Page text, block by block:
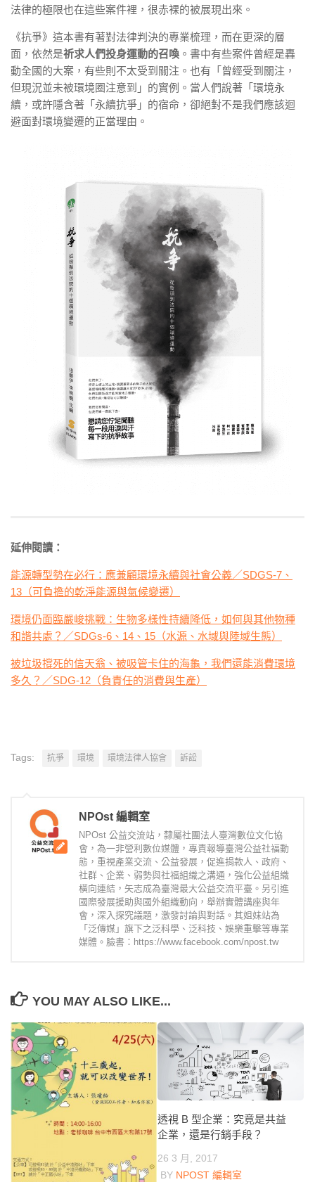
法律的極限也在這些案件裡，很赤裸的被展現出來。
《抗爭》這本書有著對法律判決的專業梳理，而在更深的層
面，依然是祈求人們投身運動的召喚 。書中有些案件曾經是轟
動全國的大案，有些則不太受到關注。也有「曾經受到關注，
但現況並未被環境圈注意到」的實例。當人們說著「環境永
續，或許隱含著「永續抗爭」的宿命，卻絕對不是我們應該迴
避面對環境變遷的正當理由。
延伸閱讀：
能源轉型勢在必行：應兼顧環境永續與社會公義／SDGS-7、
13（可負擔的乾淨能源與氣候變遷）
環境仍面臨嚴峻挑戰：生物多樣性持續降低，如何與其他物種
和諧共處？／SDGs-6、14、15（水源、水域與陸域生態）
被垃圾撐死的信天翁、被吸管卡住的海龜，我們還能消費環境
多久？／SDG-12（負責任的消費與生產）
Tags: 抗爭 環境 環境法律人協會 訴訟
NPOst 編輯室
NPOst 公益交流站，隸屬社團法人臺灣數位文化協
會，為一非營利數位媒體，專責報導臺灣公益社福動
態，重視產業交流、公益發展，促進捐款人、政府、
社群、企業、弱勢與社福組織之溝通，強化公益組織
橫向連結，矢志成為臺灣最大公益交流平臺。另引進
國際發展援助與國外組織動向，舉辦實體講座與年
會，深入探究議題，激發討論與對話。其姐妹站為
「泛傳媒」旗下之泛科學、泛科技、娛樂重擊等專業
媒體。臉書：https://www.facebook.com/npost.tw
YOU MAY ALSO LIKE...
透視 B 型企業：究竟是共益
企業，還是行銷手段？
26 3 月, 2017
BY NPOST 編輯室